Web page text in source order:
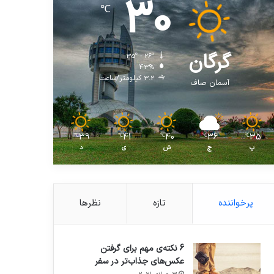
گرگان
آسمان صاف
30
℃
35º - 26º
43%
3.2 کیلومتر/ساعت
35
℃
پ
36
℃
ج
40
℃
ش
41
℃
ی
39
℃
د
پرخواننده تازه نظرها
6 نکته‌ی مهم برای گرفتن
عکس‌های جذاب‌تر در سفر